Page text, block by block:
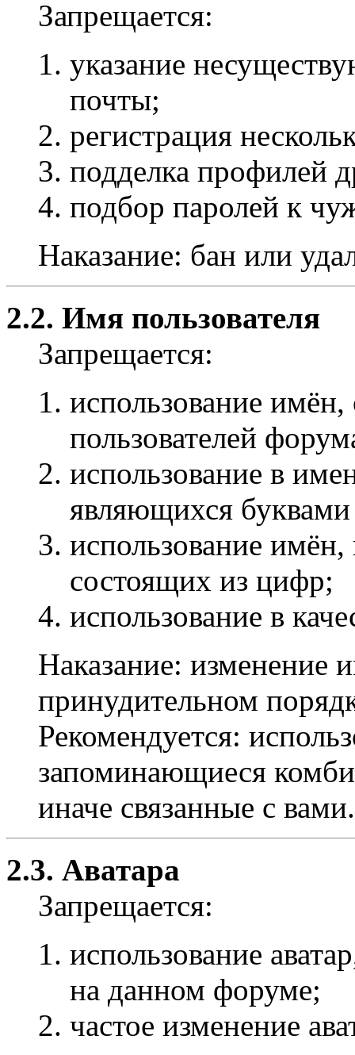
Запрещается:
указание
почты;
регистрация
подделка профилей
подбор паролей к
Наказание: бан или
2.2. Имя пользователя
Запрещается:
использование
пользователей
использование в
являющихся
использование
состоящих из цифр;
использование в
Наказание: изменение
принудительном
Рекомендуется:
запоминающиеся
иначе связанные с вами.
2.3. Аватара
Запрещается:
использование
на данном форуме;
частое изменение